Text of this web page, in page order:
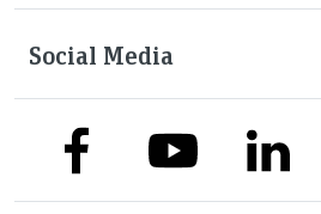
Social Media
link to facebooklink to youtubelink